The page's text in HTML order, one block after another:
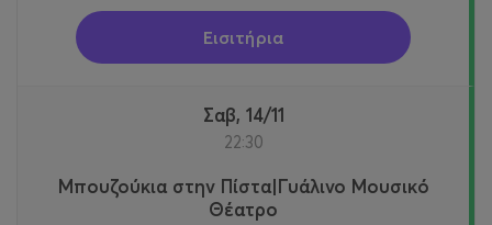
Εισιτήρια
Σαβ, 14/11
22:30
Μπουζούκια στην Πίστα|Γυάλινο Μουσικό
Θέατρο